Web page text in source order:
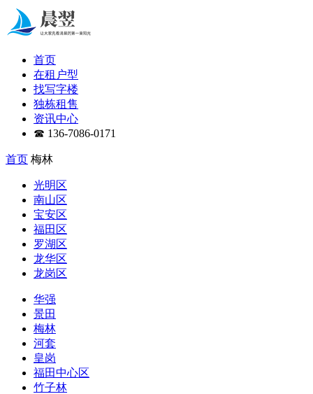
首页
在租户型
找写字楼
独栋租售
资讯中心
☎ 136-7086-0171
首页 梅林
光明区
南山区
宝安区
福田区
罗湖区
龙华区
龙岗区
华强
景田
梅林
河套
皇岗
福田中心区
竹子林